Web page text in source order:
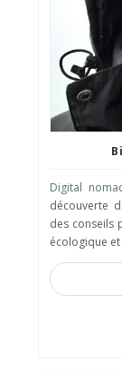
Digital
découverte
des conseils
écologique